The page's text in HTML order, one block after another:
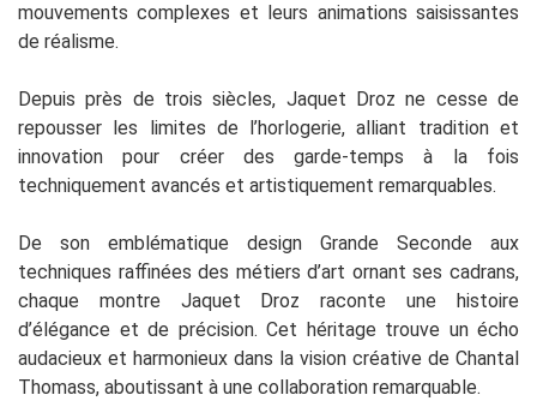
mouvements complexes et leurs animations saisissantes
de réalisme.
Depuis près de trois siècles, Jaquet Droz ne cesse de
repousser les limites de l’horlogerie, alliant tradition et
innovation pour créer des garde-temps à la fois
techniquement avancés et artistiquement remarquables.
De son emblématique design Grande Seconde aux
techniques raffinées des métiers d’art ornant ses cadrans,
chaque montre Jaquet Droz raconte une histoire
d’élégance et de précision. Cet héritage trouve un écho
audacieux et harmonieux dans la vision créative de Chantal
Thomass, aboutissant à une collaboration remarquable.